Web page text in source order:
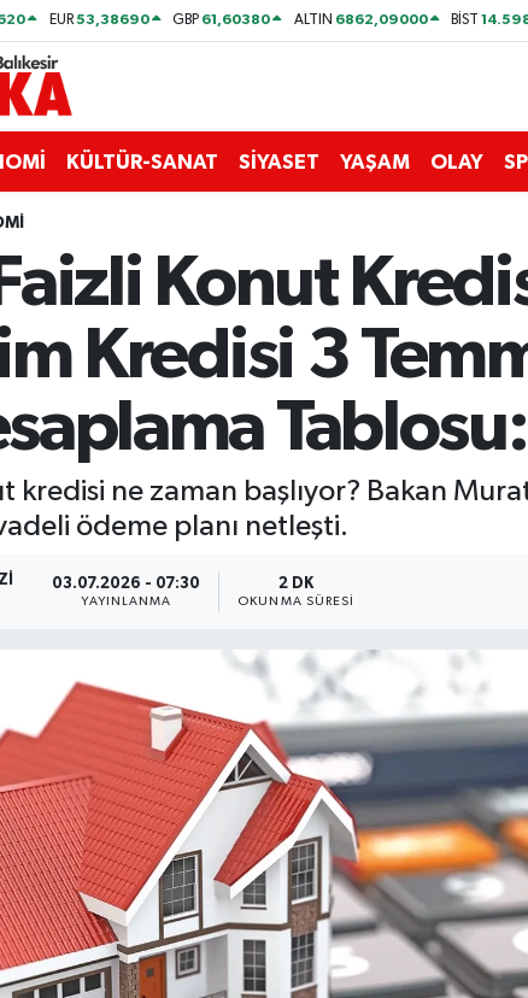
EUR53,38690 GBP 61,60380 ALTIN 6862,09000 BİST
KÜLTÜR-SANAT SİYASET YAŞAM OLAY
Konut
Kredisi 3
Tablosu:
kredisi ne zaman başlıyor? Bakan
ödeme planı netleşti.
03.07.2026 - 07:30
YAYINLANMA
2 DK
OKUNMA SÜRESI
Haritası
Fikstür